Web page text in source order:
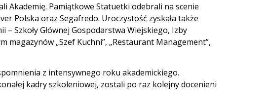
Akademię. Pamiątkowe Statuetki odebrali na scenie
Polska oraz Segafredo. Uroczystość zyskała także
Szkoły Głównej Gospodarstwa Wiejskiego, Izby
magazynów „Szef Kuchni”, „Restaurant Management”,
z intensywnego roku akademickiego.
kadry szkoleniowej, zostali po raz kolejny docenieni